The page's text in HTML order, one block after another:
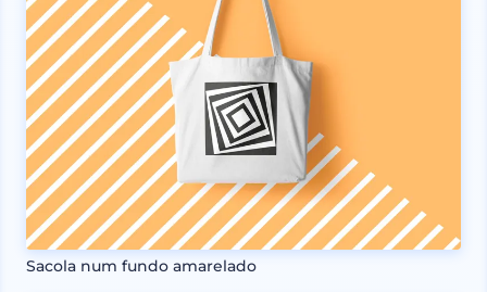
Sacola num fundo amarelado